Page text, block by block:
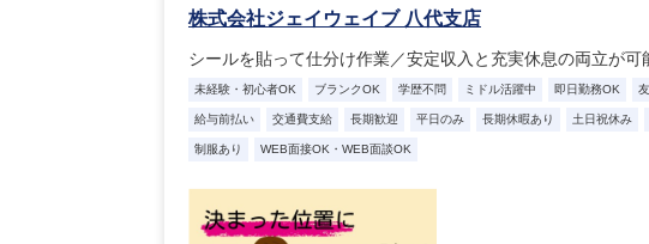
株式会社ジェイウェイブ 八代支店
シールを貼って仕分け作業／安定収入と充実休息の両立が可
未経験・初心者OK ブランクOK 学歴不問 ミドル活躍中 即日勤務OK
給与前払い 交通費支給 長期歓迎 平日のみ 長期休暇あり 土日祝休み
制服あり WEB面接OK・WEB面談OK